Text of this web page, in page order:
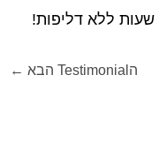
הTestimonial הבא ←